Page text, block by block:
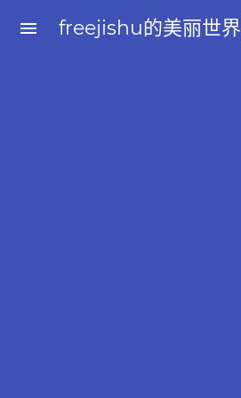
menu freejishu的美丽世界